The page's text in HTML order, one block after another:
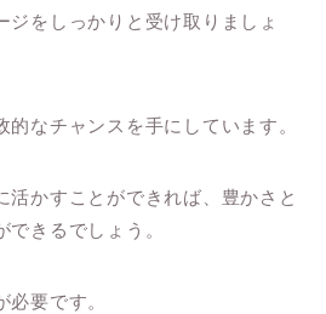
ジをしっかりと受け取りましょ
なチャンスを手にしています。
活かすことができれば、豊かさと
きるでしょう。
要です。